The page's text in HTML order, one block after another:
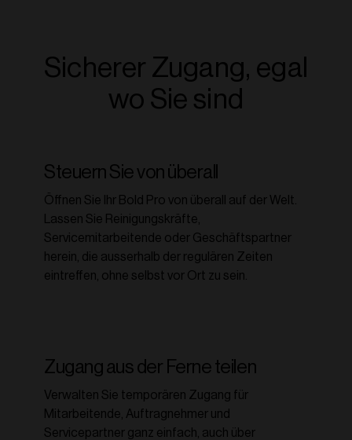
Sicherer Zugang, egal
wo Sie sind
Steuern Sie von überall
Öffnen Sie Ihr Bold Pro von überall auf der Welt.
Lassen Sie Reinigungskräfte,
Servicemitarbeitende oder Geschäftspartner
herein, die ausserhalb der regulären Zeiten
eintreffen, ohne selbst vor Ort zu sein.
Zugang aus der Ferne teilen
Verwalten Sie temporären Zugang für
Mitarbeitende, Auftragnehmer und
Servicepartner ganz einfach, auch über